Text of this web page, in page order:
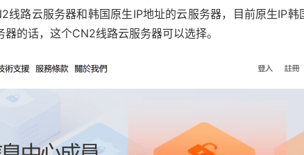
线路云服务器和韩国原生IP地址的云服务器，目前原生IP韩
的话，这个CN2线路云服务器可以选择。